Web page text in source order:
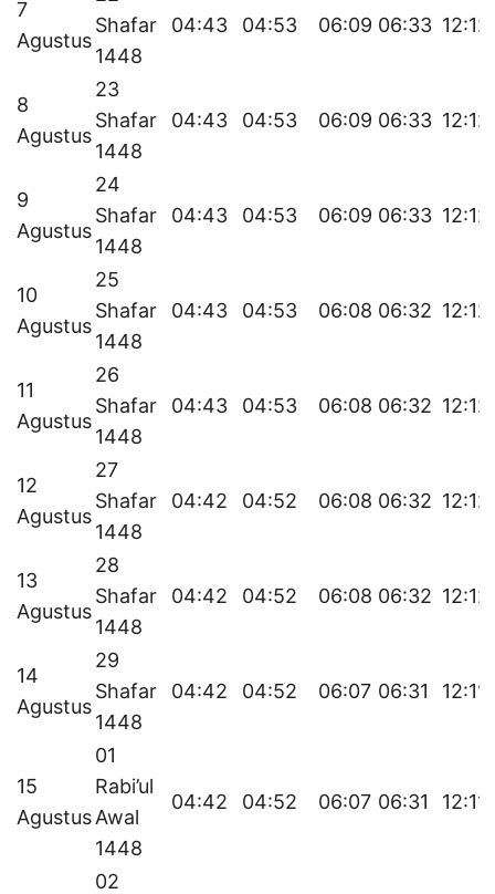
7
Agustus
Shafar
1448
04:43 04:53 06:09 06:33 12:12
8
Agustus
23
Shafar
1448
04:43 04:53 06:09 06:33 12:12
9
Agustus
24
Shafar
1448
04:43 04:53 06:09 06:33 12:12
10
Agustus
25
Shafar
1448
04:43 04:53 06:08 06:32 12:12
11
Agustus
26
Shafar
1448
04:43 04:53 06:08 06:32 12:12
12
Agustus
27
Shafar
1448
04:42 04:52 06:08 06:32 12:12
13
Agustus
28
Shafar
1448
04:42 04:52 06:08 06:32 12:12
14
Agustus
29
Shafar
1448
04:42 04:52 06:07 06:31 12:11
15
Agustus
01
Rabi’ul
Awal
1448
04:42 04:52 06:07 06:31 12:11
02